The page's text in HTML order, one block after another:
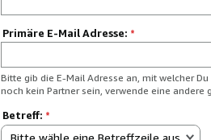
Primäre E-Mail Adresse: *
Bitte gib die E-Mail Adresse an, mit welcher
noch kein Partner sein, verwende eine andere
Betreff: *
Bitte wähle eine Betreffzeile aus.